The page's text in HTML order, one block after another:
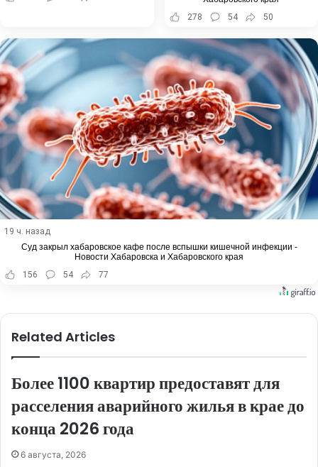
278
54 50
19 ч. назад
Суд закрыл хабаровское кафе после вспышки кишечной инфекции -
Новости Хабаровска и Хабаровского края
156
54 77
Related Articles
Более 1100 квартир предоставят для
расселения аварийного жилья в крае до
конца 2026 года
6 августа, 2026